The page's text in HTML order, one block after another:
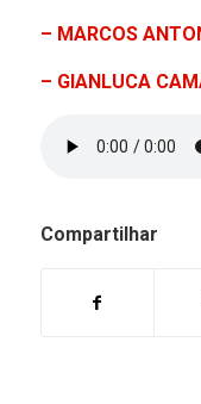
– MARCOS
– GIANLUCA
Compartilhar